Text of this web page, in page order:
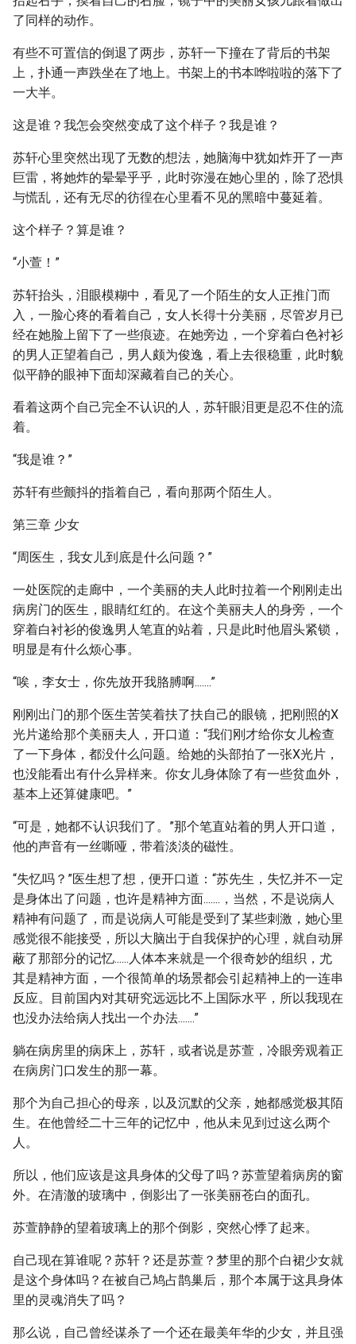
了同样的动作。
有些不可置信的倒退了两步，苏轩一下撞在了背后的书架
上，扑通一声跌坐在了地上。书架上的书本哗啦啦的落下了
一大半。
这是谁？我怎会突然变成了这个样子？我是谁？
苏轩心里突然出现了无数的想法，她脑海中犹如炸开了一声
巨雷，将她炸的晕晕乎乎，此时弥漫在她心里的，除了恐惧
与慌乱，还有无尽的彷徨在心里看不见的黑暗中蔓延着。
这个样子？算是谁？
“小萱！”
苏轩抬头，泪眼模糊中，看见了一个陌生的女人正推门而
入，一脸心疼的看着自己，女人长得十分美丽，尽管岁月已
经在她脸上留下了一些痕迹。在她旁边，一个穿着白色衬衫
的男人正望着自己，男人颇为俊逸，看上去很稳重，此时貌
似平静的眼神下面却深藏着自己的关心。
看着这两个自己完全不认识的人，苏轩眼泪更是忍不住的流
着。
“我是谁？”
苏轩有些颤抖的指着自己，看向那两个陌生人。
第三章 少女
“周医生，我女儿到底是什么问题？”
一处医院的走廊中，一个美丽的夫人此时拉着一个刚刚走出
病房门的医生，眼睛红红的。在这个美丽夫人的身旁，一个
穿着白衬衫的俊逸男人笔直的站着，只是此时他眉头紧锁，
明显是有什么烦心事。
“唉，李女士，你先放开我胳膊啊.......”
刚刚出门的那个医生苦笑着扶了扶自己的眼镜，把刚照的X
光片递给那个美丽夫人，开口道：“我们刚才给你女儿检查
了一下身体，都没什么问题。给她的头部拍了一张X光片，
也没能看出有什么异样来。你女儿身体除了有一些贫血外，
基本上还算健康吧。”
“可是，她都不认识我们了。”那个笔直站着的男人开口道，
他的声音有一丝嘶哑，带着淡淡的磁性。
“失忆吗？”医生想了想，便开口道：“苏先生，失忆并不一定
是身体出了问题，也许是精神方面.......，当然，不是说病人
精神有问题了，而是说病人可能是受到了某些刺激，她心里
感觉很不能接受，所以大脑出于自我保护的心理，就自动屏
蔽了那部分的记忆......人体本来就是一个很奇妙的组织，尤
其是精神方面，一个很简单的场景都会引起精神上的一连串
反应。目前国内对其研究远远比不上国际水平，所以我现在
也没办法给病人找出一个办法.......”
躺在病房里的病床上，苏轩，或者说是苏萱，冷眼旁观着正
在病房门口发生的那一幕。
那个为自己担心的母亲，以及沉默的父亲，她都感觉极其陌
生。在他曾经二十三年的记忆中，他从未见到过这么两个
人。
所以，他们应该是这具身体的父母了吗？苏萱望着病房的窗
外。在清澈的玻璃中，倒影出了一张美丽苍白的面孔。
苏萱静静的望着玻璃上的那个倒影，突然心悸了起来。
自己现在算谁呢？苏轩？还是苏萱？梦里的那个白裙少女就
是这个身体吗？在被自己鸠占鹊巢后，那个本属于这具身体
里的灵魂消失了吗？
那么说，自己曾经谋杀了一个还在最美年华的少女，并且强